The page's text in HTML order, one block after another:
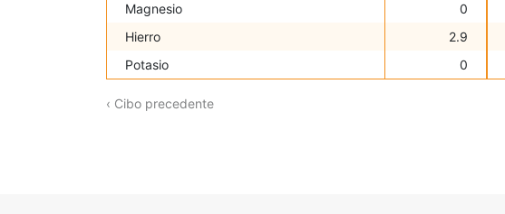
Magnesio
0
Hierro
2.9
Potasio
0
‹ Cibo precedente